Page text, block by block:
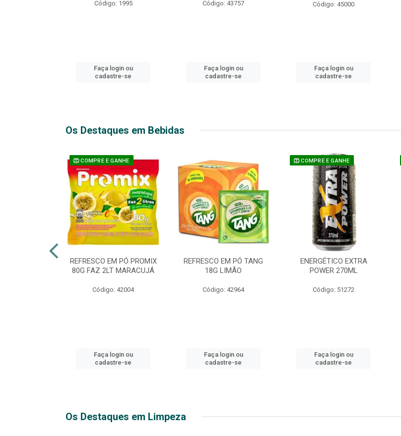
Código: 1995
Faça login ou
cadastre-se
Código: 43757
Faça login ou
cadastre-se
Código: 45000
Faça login ou
cadastre-se
Os Destaques em Bebidas
COMPRE E GANHE
REFRESCO EM PÓ PROMIX
80G FAZ 2LT MARACUJÁ
Código: 42004
Faça login ou
cadastre-se
REFRESCO EM PÓ TANG
18G LIMÃO
Código: 42964
Faça login ou
cadastre-se
COMPRE E GANHE
ENERGÉTICO EXTRA
POWER 270ML
Código: 51272
Faça login ou
cadastre-se
Os Destaques em Limpeza